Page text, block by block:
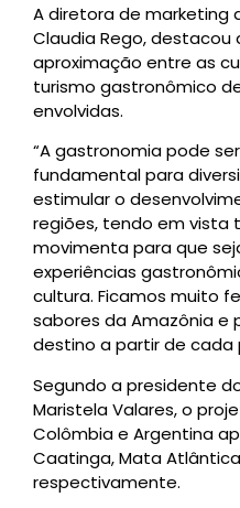
A diretora de marketing
Claudia Rego,
aproximação entre as
turismo gastronômico
envolvidas.
“A gastronomia pode
fundamental para
estimular o
regiões, tendo em vista
movimenta para que
experiências
cultura. Ficamos muito
sabores da Amazônia e
destino a partir de cada
Segundo a presidente
Maristela Valares, o
Colômbia e Argentina
Caatinga, Mata
respectivamente.